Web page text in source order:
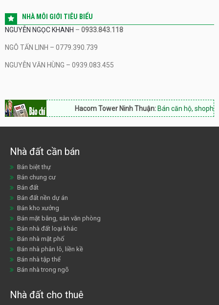
NHÀ MÔI GIỚI TIÊU BIỂU
NGUYỄN NGỌC KHANH – 0933.843.118
NGÔ TẤN LINH – 0779.390.739
NGUYỄN VĂN HÙNG – 0939.083.455
Hacom Tower Ninh Thuận:Bán căn hộ,
Nhà đất cần bán
Bán biệt thự
Bán chung cư
Bán đất
Bán đất nền dự án
Bán kho xưởng
Bán mặt bằng, sàn văn phòng
Bán nhà đất loại khác
Bán nhà mặt phố
Bán nhà phân lô, liền kề
Bán nhà tập thể
Bán nhà trong ngõ
Nhà đất cho thuê